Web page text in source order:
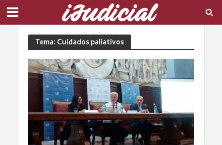
Tema: Cuidados paliativos